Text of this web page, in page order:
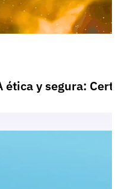
ética y segura: